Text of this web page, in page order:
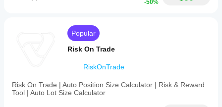
-50%
Popular
Risk On Trade
RiskOnTrade
Risk On Trade | Auto Position Size Calculator | Risk & Reward
Tool | Auto Lot Size Calculator